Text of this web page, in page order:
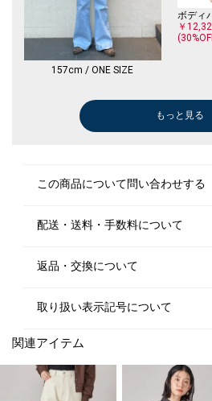
157cm / ONE SIZE
ボディ
￥
Tシャ
トート
その他
カーデ
ショル
Tシャ
ショル
Tシャ
その他
その他
ショル
その他
メガネ/
もっと見る
この商品について問い合わせする
配送・送料・手数料について
返品・交換について
取り扱い表示記号について
関連アイテム